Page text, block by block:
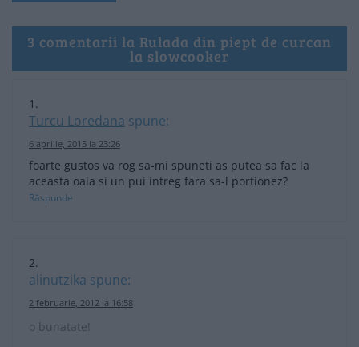
3 comentarii la Rulada din piept de curcan
la slowcooker
Turcu Loredana spune:
6 aprilie, 2015 la 23:26
foarte gustos va rog sa-mi spuneti as putea sa fac la
aceasta oala si un pui intreg fara sa-l portionez?
Răspunde
alinutzika spune:
2 februarie, 2012 la 16:58
o bunatate!